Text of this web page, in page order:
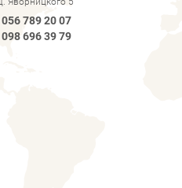
056 789 20 07
098 696 39 79